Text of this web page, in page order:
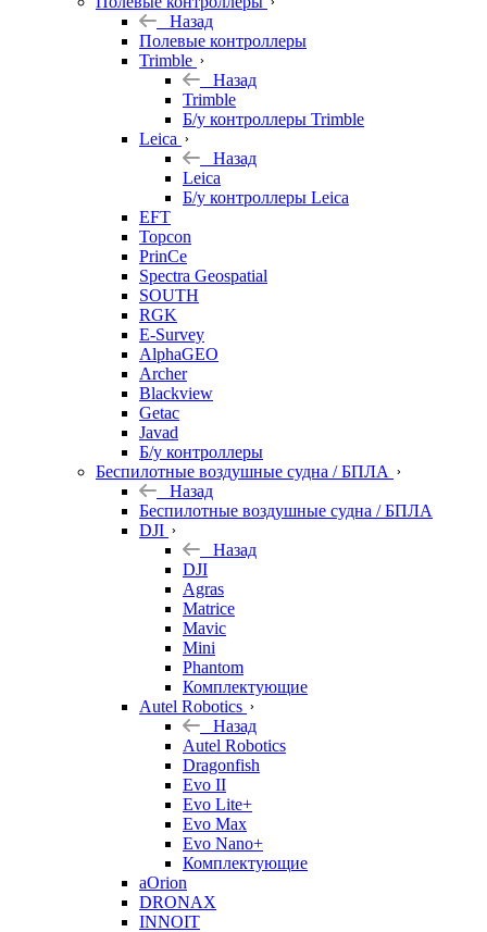
Назад
Полевые контроллеры
Trimble
Назад
Trimble
Б/у контроллеры Trimble
Leica
Назад
Leica
Б/у контроллеры Leica
EFT
Topcon
PrinCe
Spectra Geospatial
SOUTH
RGK
E-Survey
AlphaGEO
Archer
Blackview
Getac
Javad
Б/у контроллеры
Беспилотные воздушные судна / БПЛА
Назад
Беспилотные воздушные судна / БПЛА
DJI
Назад
DJI
Agras
Matrice
Mavic
Mini
Phantom
Комплектующие
Autel Robotics
Назад
Autel Robotics
Dragonfish
Evo II
Evo Lite+
Evo Max
Evo Nano+
Комплектующие
aOrion
DRONAX
INNOIT